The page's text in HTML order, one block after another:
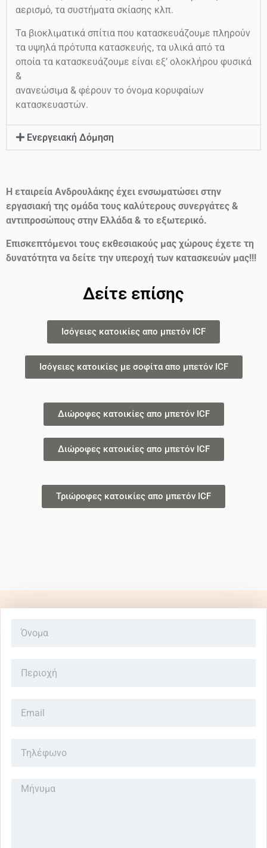
αερισμό, τα συστήματα σκίασης κλπ.
Τα βιοκλιματικά σπίτια που κατασκευάζουμε πληρούν
τα υψηλά πρότυπα κατασκευής, τα υλικά από τα
οποία τα κατασκευάζουμε είναι εξ’ ολοκλήρου φυσικά
&
ανανεώσιμα & φέρουν το όνομα κορυφαίων
κατασκευαστών.
Ενεργειακή Δόμηση
Η εταιρεία Ανδρουλάκης έχει ενσωματώσει στην
εργασιακή της ομάδα τους καλύτερους συνεργάτες &
αντιπροσώπους στην Ελλάδα & το εξωτερικό.
Επισκεπτόμενοι τους εκθεσιακούς μας χώρους έχετε τη
δυνατότητα να δείτε την υπεροχή των κατασκευών μας!!!
Δείτε επίσης
Ισόγειες κατοικίες απο μπετόν ICF
Ισόγειες κατοικίες με σοφίτα απο μπετόν ICF
Διώροφες κατοικίες απο μπετόν ICF
Διώροφες κατοικίες απο μπετόν ICF
Τριώροφες κατοικίες απο μπετόν ICF